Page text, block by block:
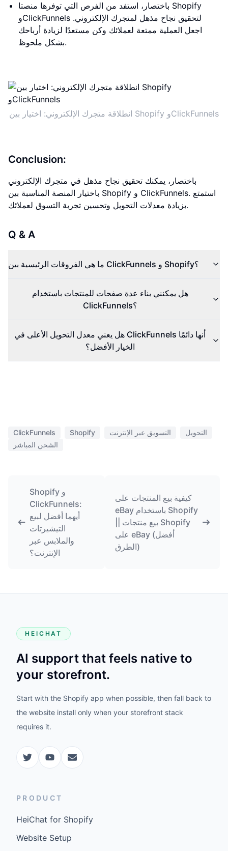
باختصار، استفد من الفرص التي توفرها منصتا Shopify
وClickFunnels لتحقيق نجاح مذهل لمتجرك الإلكتروني.
اجعل العملية ممتعة لعملائك وكن مستعدًا لزيادة أرباحك
بشكل ملحوظ.
انطلاقة متجرك الإلكتروني: اختيار بين Shopify وClickFunnels
Conclusion:
باختصار، يمكنك تحقيق نجاح مذهل في متجرك الإلكتروني
باختيار المنصة المناسبة بين Shopify و ClickFunnels. استمتع
بزيادة معدلات التحويل وتحسين تجربة التسوق لعملائك.
Q & A
ما هي الفروقات الرئيسية بين ClickFunnels و Shopify؟
هل يمكنني بناء عدة صفحات للمنتجات باستخدام
ClickFunnels؟
هل يعني معدل التحويل الأعلى في ClickFunnels أنها دائمًا
الخيار الأفضل؟
ClickFunnels Shopify التسويق عبر الإنترنت
التحويل
الشحن المباشر
Shopify و
ClickFunnels:
أيهما أفضل لبيع
التيشيرتات
والملابس عبر
الإنترنت؟
كيفية بيع المنتجات على
eBay باستخدام Shopify
على eBay (أفضل
الطرق)
HEICHAT
AI support that feels native to
your storefront.
Start with the Shopify app when possible, then fall back to
the website install only when your storefront stack
requires it.
PRODUCT
HeiChat for Shopify
Website Setup